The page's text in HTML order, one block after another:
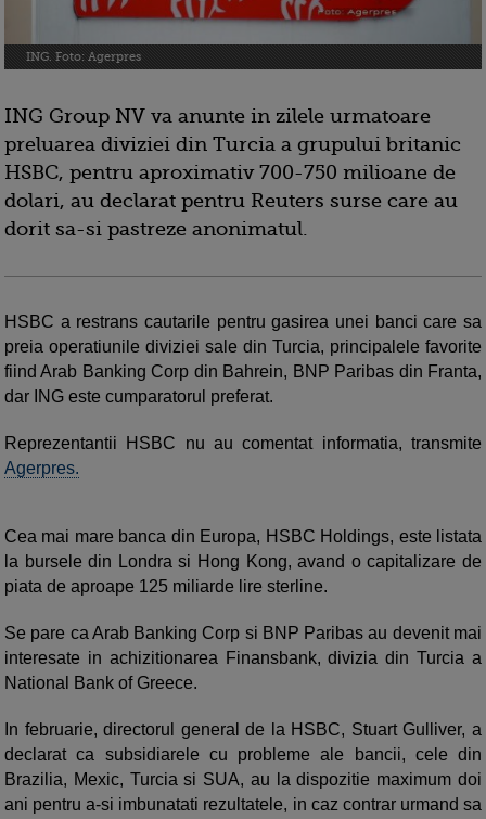
ING. Foto: Agerpres
ING Group NV va anunte in zilele urmatoare
preluarea diviziei din Turcia a grupului britanic
HSBC, pentru aproximativ 700-750 milioane de
dolari, au declarat pentru Reuters surse care au
dorit sa-si pastreze anonimatul.
HSBC a restrans cautarile pentru gasirea unei banci care sa
preia operatiunile diviziei sale din Turcia, principalele favorite
fiind Arab Banking Corp din Bahrein, BNP Paribas din Franta,
dar ING este cumparatorul preferat.
Reprezentantii HSBC nu au comentat informatia, transmite
Agerpres.
Cea mai mare banca din Europa, HSBC Holdings, este listata
la bursele din Londra si Hong Kong, avand o capitalizare de
piata de aproape 125 miliarde lire sterline.
Se pare ca Arab Banking Corp si BNP Paribas au devenit mai
interesate in achizitionarea Finansbank, divizia din Turcia a
National Bank of Greece.
In februarie, directorul general de la HSBC, Stuart Gulliver, a
declarat ca subsidiarele cu probleme ale bancii, cele din
Brazilia, Mexic, Turcia si SUA, au la dispozitie maximum doi
ani pentru a-si imbunatati rezultatele, in caz contrar urmand sa